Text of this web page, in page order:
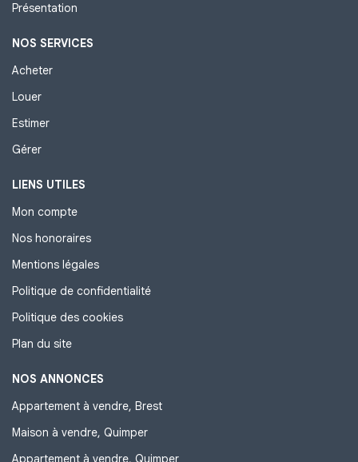
Présentation
NOS SERVICES
Acheter
Louer
Estimer
Gérer
LIENS UTILES
Mon compte
Nos honoraires
Mentions légales
Politique de confidentialité
Politique des cookies
Plan du site
NOS ANNONCES
Appartement à vendre, Brest
Maison à vendre, Quimper
Appartement à vendre, Quimper